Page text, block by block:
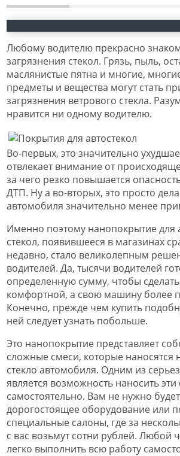
Любому водителю прекрасно
загрязнения стекол. Грязь, пыль,
маслянистые пятна и многие,
предметы и вещества могут стать
загрязнения ветрового стекла.
нравится ни одному водителю.
Во-первых, это значительно
отвлекает внимание от
за чего резко повышается
ДТП. Ну а во-вторых, это просто
автомобиля значительно менее
Именно поэтому нанопокрытие для
стекол, появившееся в магазинах
недавно, стало великолепным
водителей. Да, тысячи водителей
определенную сумму, чтобы
комфортной, а свою машину более
Конечно, прежде чем купить
ней следует узнать побольше.
Это нанопокрытие представляет
сложные смеси, которые наносятся
стекло автомобиля. Одним из
является возможность наносить эти
самостоятельно. Вам не нужно
дорогостоящее оборудование или
специальные салоны, где за
с вас возьмут сотни рублей. Любой
легко выполнить всю работу